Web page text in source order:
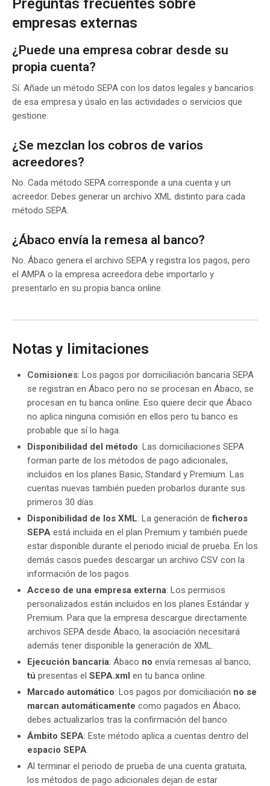
Preguntas frecuentes sobre
empresas externas
¿Puede una empresa cobrar desde su
propia cuenta?
Sí. Añade un método SEPA con los datos legales y bancarios
de esa empresa y úsalo en las actividades o servicios que
gestione.
¿Se mezclan los cobros de varios
acreedores?
No. Cada método SEPA corresponde a una cuenta y un
acreedor. Debes generar un archivo XML distinto para cada
método SEPA.
¿Ábaco envía la remesa al banco?
No. Ábaco genera el archivo SEPA y registra los pagos, pero
el AMPA o la empresa acreedora debe importarlo y
presentarlo en su propia banca online.
Notas y limitaciones
Comisiones: Los pagos por domiciliación bancaria SEPA
se registran en Ábaco pero no se procesan en Ábaco, se
procesan en tu banca online. Eso quiere decir que Ábaco
no aplica ninguna comisión en ellos pero tu banco es
probable que sí lo haga.
Disponibilidad del método: Las domiciliaciones SEPA
forman parte de los métodos de pago adicionales,
incluidos en los planes Basic, Standard y Premium. Las
cuentas nuevas también pueden probarlos durante sus
primeros 30 días.
Disponibilidad de los XML: La generación deficheros
SEPA está incluida en el plan Premium y también puede
estar disponible durante el periodo inicial de prueba. En los
demás casos puedes descargar un archivo CSV con la
información de los pagos.
Acceso de una empresa externa: Los permisos
personalizados están incluidos en los planes Estándar y
Premium. Para que la empresa descargue directamente
archivos SEPA desde Ábaco, la asociación necesitará
además tener disponible la generación de XML.
Ejecución bancaria: Ábaco no envía remesas al banco;
tú presentas el SEPA.xml en tu banca online.
Marcado automático: Los pagos por domiciliación no se
marcan automáticamente como pagados en Ábaco;
debes actualizarlos tras la confirmación del banco.
Ámbito SEPA: Este método aplica a cuentas dentro del
espacio SEPA.
Al terminar el periodo de prueba de una cuenta gratuita,
los métodos de pago adicionales dejan de estar